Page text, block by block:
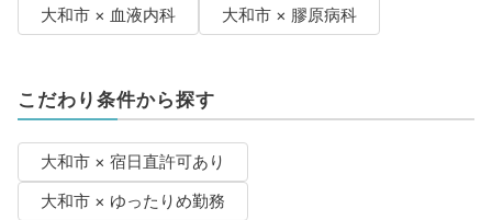
大和市 × 血液内科
大和市 × 膠原病科
こだわり条件から探す
大和市 × 宿日直許可あり
大和市 × ゆったりめ勤務